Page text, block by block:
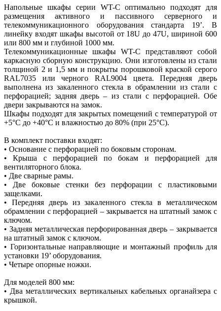
Напольные шкафы серии WT-С оптимально подходят для
размещения активного и пассивного серверного и
телекоммуникационного оборудования стандарта 19’. В
линейку входят шкафы высотой от 18U до 47U, шириной 600
или 800 мм и глубиной 1000 мм.
Телекоммуникационные шкафы WT-С представляют собой
каркасную сборную конструкцию. Они изготовлены из стали
толщиной 2 и 1,5 мм и покрыты порошковой краской серого
RAL7035 или черного RAL9004 цвета. Передняя дверь
выполнена из закаленного стекла в обрамлении из стали с
перфорацией; задняя дверь – из стали с перфорацией. Обе
двери закрываются на замок.
Шкафы подходят для закрытых помещений с температурой от
+5°C до +40°C и влажностью до 80% (при 25°C).
В комплект поставки входят:
• Основание с перфорацией по боковым сторонам.
• Крыша с перфорацией по бокам и перфорацией для
вентиляторного блока.
• Две сварные рамы.
• Две боковые стенки без перфорации с пластиковыми
защелками.
• Передняя дверь из закаленного стекла в металлическом
обрамлении с перфорацией – закрывается на штатный замок с
ключом.
• Задняя металлическая перфорированная дверь – закрывается
на штатный замок с ключом.
• Горизонтальные направляющие и монтажный профиль для
установки 19’ оборудования.
• Четыре опорные ножки.
Для моделей 800 мм:
• Два металлических вертикальных кабельных органайзера с
крышкой.